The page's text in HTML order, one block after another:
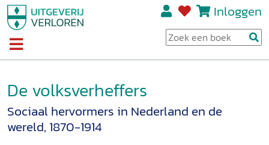
Inloggen
De volksverheffers
Sociaal hervormers in Nederland en de
wereld, 1870-1914